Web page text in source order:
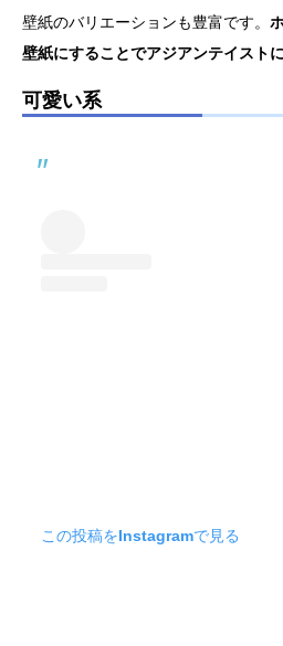
壁紙のバリエーションも豊富です。
壁紙にすることでアジアンテイスト
可愛い系
この投稿をInstagramで見る